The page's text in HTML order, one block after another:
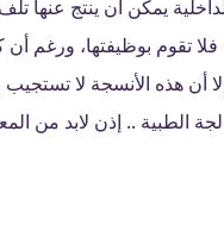
يمكن أن ينتج
تقوم بوظيفتها، ورغم
أن هذه الأنسجة لا
الطبية .. إذن لابد من